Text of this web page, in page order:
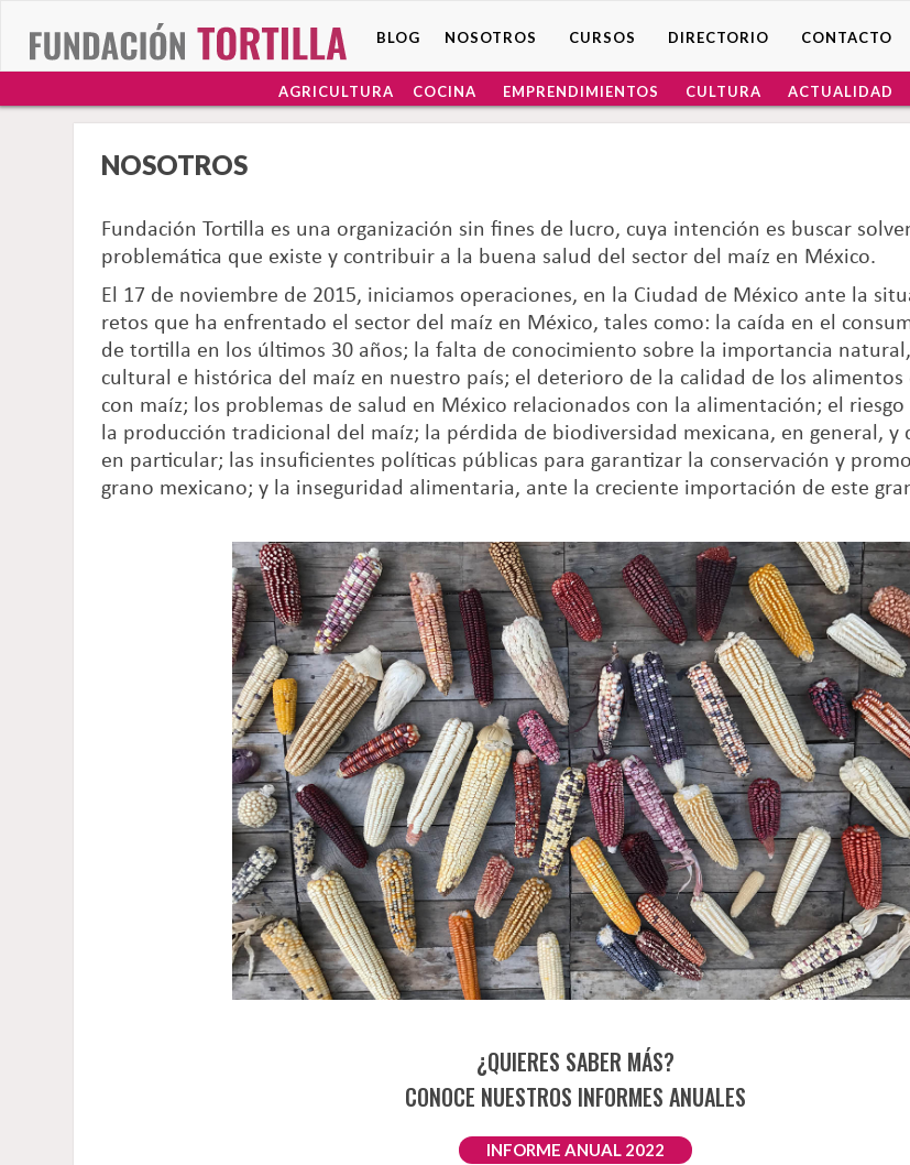
AGRICULTURA COCINA EMPRENDIMIENTOS CULTURA ACTUALIDAD
BLOG NOSOTROS CURSOS DIRECTORIO CONTACTO
NOSOTROS
Fundación Tortilla es una organización sin fines de lucro, cuya intención es buscar
problemática que existe y contribuir a la buena salud del sector del maíz en México.
El 17 de noviembre de 2015, iniciamos operaciones, en la Ciudad de México ante la
retos que ha enfrentado el sector del maíz en México, tales como: la caída en el
de tortilla en los últimos 30 años; la falta de conocimiento sobre la importancia
cultural e histórica del maíz en nuestro país; el deterioro de la calidad de los alimentos
con maíz; los problemas de salud en México relacionados con la alimentación; el
la producción tradicional del maíz; la pérdida de biodiversidad mexicana, en general, y
en particular; las insuficientes políticas públicas para garantizar la conservación y
grano mexicano; y la inseguridad alimentaria, ante la creciente importación de este
¿QUIERES SABER MÁS?
CONOCE NUESTROS INFORMES ANUALES
INFORME ANUAL 2022